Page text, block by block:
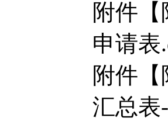
附件【
申请表
附件【
汇总表